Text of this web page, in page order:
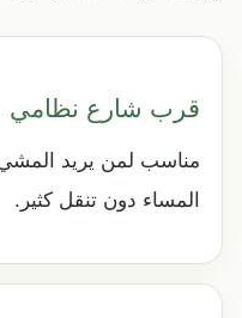
قرب شارع نظامي
مناسب لمن يريد
المساء دون تنقل كثير.